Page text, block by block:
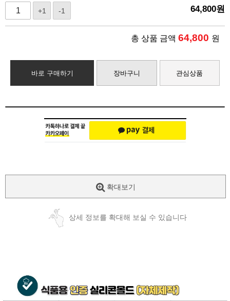
+1 -1 64,800원
총 상품 금액 64,800 원
바로 구매하기 장바구니 관심상품
확대보기
상세 정보를 확대해 보실 수 있습니다